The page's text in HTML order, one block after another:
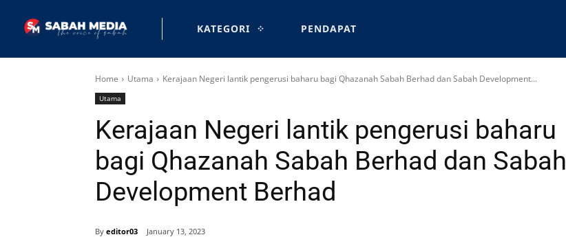
KATEGORI PENDAPAT
Home Utama Kerajaan Negeri lantik pengerusi baharu bagi Qhazanah Sabah Berhad dan Sabah Development...
Utama
Kerajaan Negeri lantik pengerusi baharu
bagi Qhazanah Sabah Berhad dan Sabah
Development Berhad
By editor03 January 13, 2023